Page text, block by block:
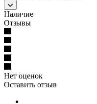
Наличие
Отзывы
Нет оценок
Оставить отзыв